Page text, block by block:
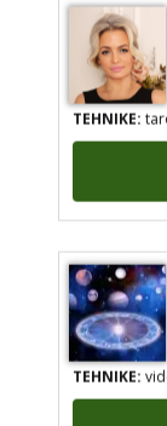
TEHNIKE:
TEHNIKE: